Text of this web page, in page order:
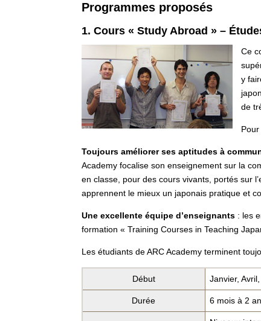
Programmes proposés
1. Cours « Study Abroad » –
Ce
y
de
Pour
Toujours améliorer ses aptitudes à
Academy focalise son enseignement sur la
en classe, pour des cours vivants, portés sur
apprennent le mieux un japonais pratique et
Une excellente équipe d’enseignants : les
formation « Training Courses in Teaching
Les étudiants de ARC Academy terminent
Début Janvier,
Durée 6 mois à 2